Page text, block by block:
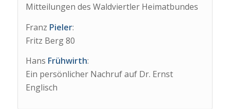
Mitteilungen des Waldviertler Heimatbundes
Franz Pieler:
Fritz Berg 80
Hans Frühwirth:
Ein persönlicher Nachruf auf Dr. Ernst
Englisch